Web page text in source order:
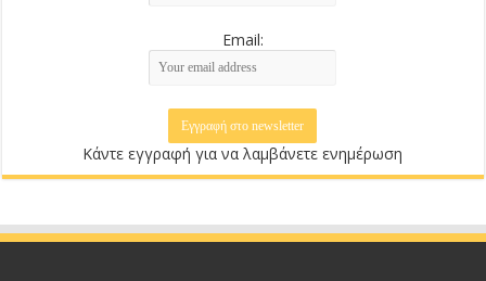
Email:
Κάντε εγγραφή για να λαμβάνετε ενημέρωση